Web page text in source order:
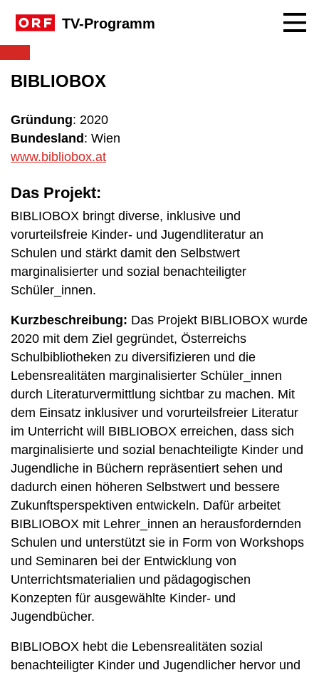
TV-Programm
BIBLIOBOX
Gründung: 2020
Bundesland : Wien
www.bibliobox.at
Das Projekt:
BIBLIOBOX bringt diverse, inklusive und
vorurteilsfreie Kinder- und Jugendliteratur an
Schulen und stärkt damit den Selbstwert
marginalisierter und sozial benachteiligter
Schüler_innen.
Kurzbeschreibung: Das Projekt BIBLIOBOX wurde
2020 mit dem Ziel gegründet, Österreichs
Schulbibliotheken zu diversifizieren und die
Lebensrealitäten marginalisierter Schüler_innen
durch Literaturvermittlung sichtbar zu machen. Mit
dem Einsatz inklusiver und vorurteilsfreier Literatur
im Unterricht will BIBLIOBOX erreichen, dass sich
marginalisierte und sozial benachteiligte Kinder und
Jugendliche in Büchern repräsentiert sehen und
dadurch einen höheren Selbstwert und bessere
Zukunftsperspektiven entwickeln. Dafür arbeitet
BIBLIOBOX mit Lehrer_innen an herausfordernden
Schulen und unterstützt sie in Form von Workshops
und Seminaren bei der Entwicklung von
Unterrichtsmaterialien und pädagogischen
Konzepten für ausgewählte Kinder- und
Jugendbücher.
BIBLIOBOX hebt die Lebensrealitäten sozial
benachteiligter Kinder und Jugendlicher hervor und